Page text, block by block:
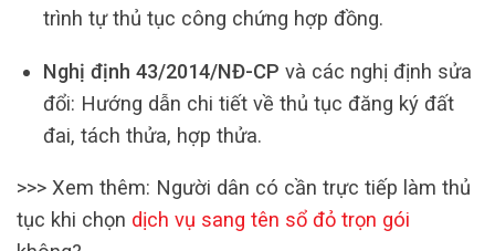
trình tự thủ tục công chứng hợp đồng.
Nghị định 43/2014/NĐ-CP và các nghị định sửa
đổi: Hướng dẫn chi tiết về thủ tục đăng ký đất
đai, tách thửa, hợp thửa.
>>> Xem thêm: Người dân có cần trực tiếp làm thủ
tục khi chọn dịch vụ sang tên sổ đỏ trọn gói